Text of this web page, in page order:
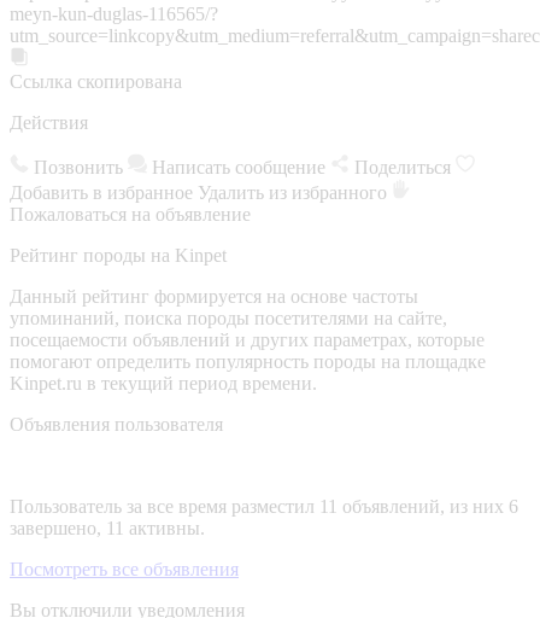
meyn-kun-duglas-116565/?
Ссылка скопирована
Действия
Позвонить Написать сообщение
Поделиться
Добавить в избранное Удалить из избранного
Пожаловаться на объявление
Рейтинг породы на Kinpet
Данный рейтинг формируется на основе частоты
упоминаний, поиска породы посетителями на сайте,
посещаемости объявлений и других параметрах, которые
помогают определить популярность породы на площадке
Kinpet.ru в текущий период времени.
Объявления пользователя
Пользователь за все время разместил 11 объявлений, из них 6
завершено, 11 активны.
Посмотреть все объявления
Вы отключили уведомления